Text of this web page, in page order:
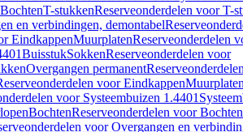
T-stukkenReserveonderdelen voor T-
en verbindingen, demontabel
EindkappenMuurplatenReserveonderdelen
BuisstukSokkenReserveonderdelen voor
Overgangen permanent
voor EindkappenMuurplaten
voor Systeembuizen 1.4401
BochtenReserveonderdelen voor Bochten
voor Overgangen en